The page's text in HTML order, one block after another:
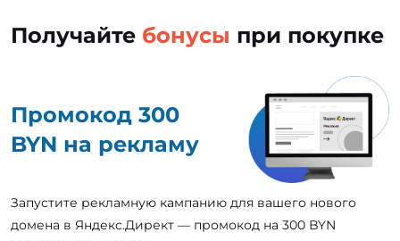
Получайте бонусы при покупке
Промокод 300
BYN на рекламу
Запустите рекламную кампанию для вашего нового
домена в Яндекс.Директ — промокод на 300 BYN